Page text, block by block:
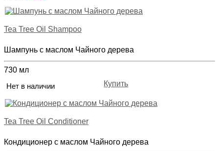
Tea Tree Oil Shampoo
Шампунь с маслом Чайного дерева
730 мл
Нет в наличии
Купить
Tea Tree Oil Conditioner
Кондиционер с маслом Чайного дерева